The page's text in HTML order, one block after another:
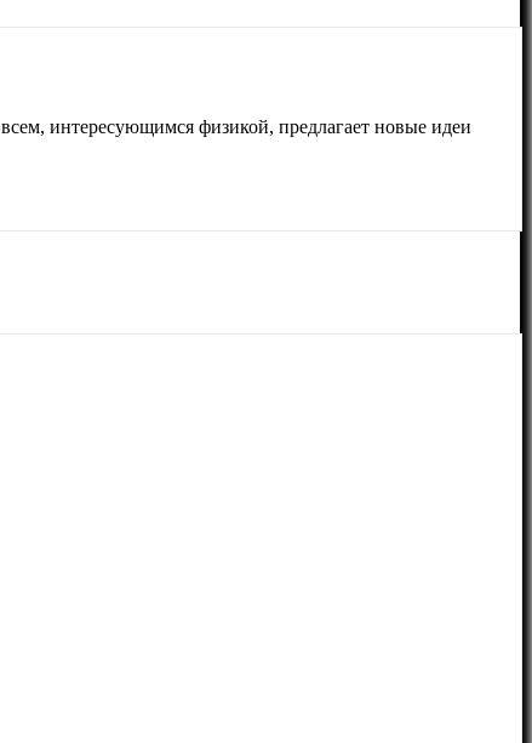
интересующимся физикой, предлагает новые идеи